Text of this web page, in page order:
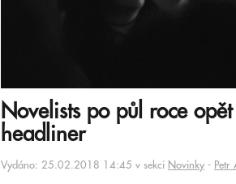
Novelists po půl roce
headliner
Vydáno: 25.02.2018 14:45 v sekci Novinky - Petr